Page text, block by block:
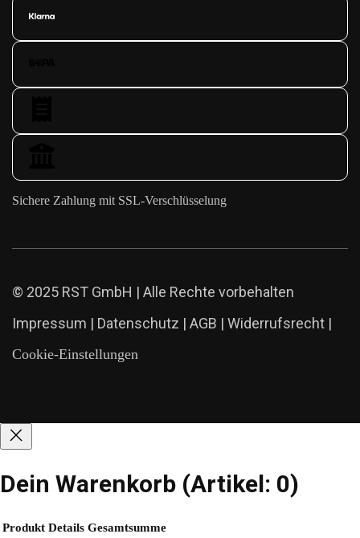
Sichere Zahlung mit SSL-Verschlüsselung
© 2025 RST GmbH | Alle Rechte vorbehalten
Impressum | Datenschutz | AGB | Widerrufsrecht |
Cookie-Einstellungen
Dein Warenkorb (Artikel: 0)
Produkt Details Gesamtsumme